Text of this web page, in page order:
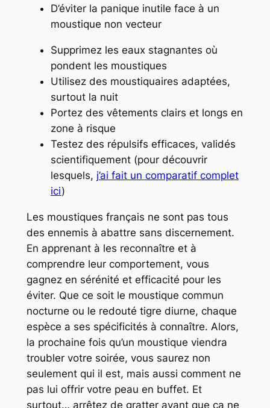
D’éviter la panique inutile face à un
moustique non vecteur
Supprimez les eaux stagnantes où
pondent les moustiques
Utilisez des moustiquaires adaptées,
surtout la nuit
Portez des vêtements clairs et longs en
zone à risque
Testez des répulsifs efficaces, validés
scientifiquement (pour découvrir
lesquels, j’ai fait un comparatif complet
ici)
Les moustiques français ne sont pas tous
des ennemis à abattre sans discernement.
En apprenant à les reconnaître et à
comprendre leur comportement, vous
gagnez en sérénité et efficacité pour les
éviter. Que ce soit le moustique commun
nocturne ou le redouté tigre diurne, chaque
espèce a ses spécificités à connaître. Alors,
la prochaine fois qu’un moustique viendra
troubler votre soirée, vous saurez non
seulement qui il est, mais aussi comment ne
pas lui offrir votre peau en buffet. Et
surtout… arrêtez de gratter avant que ça ne